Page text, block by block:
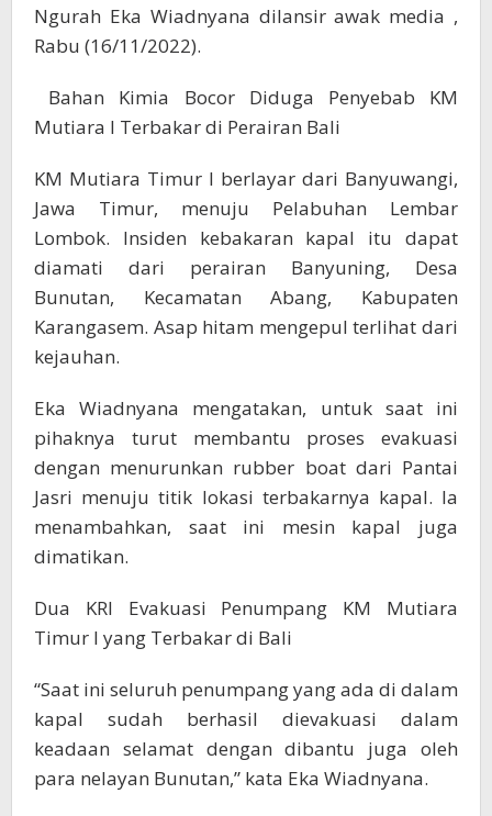
Ngurah Eka Wiadnyana dilansir awak media ,
Rabu (16/11/2022).
Bahan Kimia Bocor Diduga Penyebab KM
Mutiara I Terbakar di Perairan Bali
KM Mutiara Timur I berlayar dari Banyuwangi,
Jawa Timur, menuju Pelabuhan Lembar
Lombok. Insiden kebakaran kapal itu dapat
diamati dari perairan Banyuning, Desa
Bunutan, Kecamatan Abang, Kabupaten
Karangasem. Asap hitam mengepul terlihat dari
kejauhan.
Eka Wiadnyana mengatakan, untuk saat ini
pihaknya turut membantu proses evakuasi
dengan menurunkan rubber boat dari Pantai
Jasri menuju titik lokasi terbakarnya kapal. Ia
menambahkan, saat ini mesin kapal juga
dimatikan.
Dua KRI Evakuasi Penumpang KM Mutiara
Timur I yang Terbakar di Bali
“Saat ini seluruh penumpang yang ada di dalam
kapal sudah berhasil dievakuasi dalam
keadaan selamat dengan dibantu juga oleh
para nelayan Bunutan,” kata Eka Wiadnyana.